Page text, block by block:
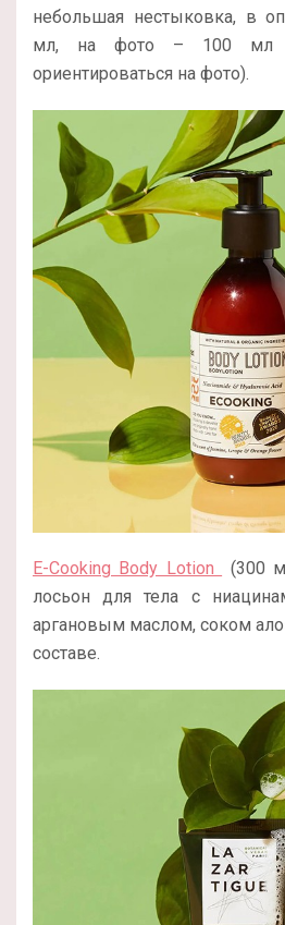
небольшая нестыковка, в
мл, на фото – 100 мл
ориентироваться на фото).
E-Cooking Body Lotion
(300
лосьон для тела с
аргановым маслом, соком
составе.